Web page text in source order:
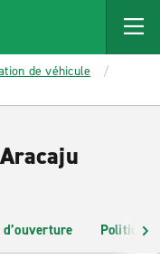
de véhicule
Politiques